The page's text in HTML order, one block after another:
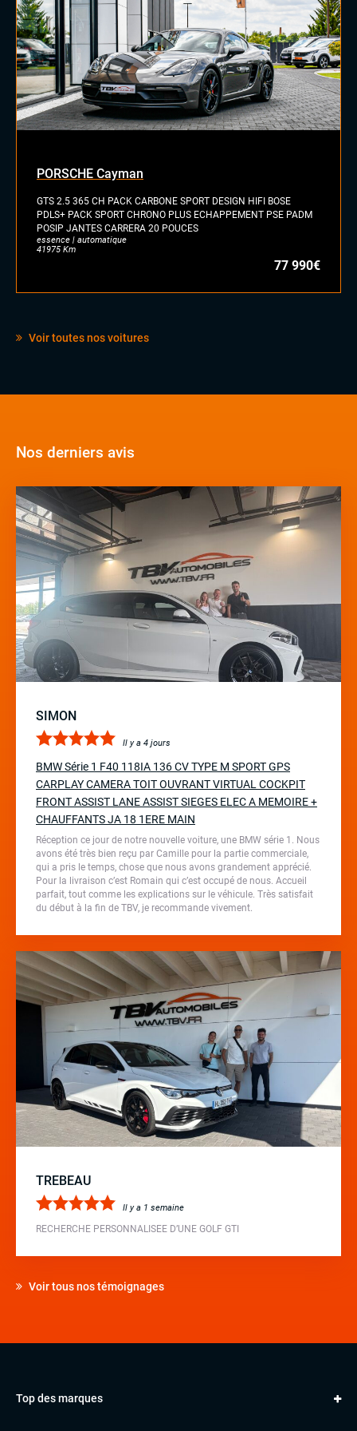
Jantes alu
INTÉRIEUR
Accoudoir central
Commandes au volant
Eclairage d'ambiance
Pack Carbone
Palettes au volant
Sieges baquet dinamica
Volant Alcantara
Volant méplat
PORSCHE Cayman
GTS 2.5 365 CH PACK CARBONE SPORT DESIGN HIFI BOSE
PDLS+ PACK SPORT CHRONO PLUS ECHAPPEMENT PSE PADM
POSIP JANTES CARRERA 20 POUCES
essence | automatique
41975 Km
77 990€
Voir toutes nos voitures
Nos derniers avis
SIMON
Il y a 4 jours
BMW Série 1 F40 118IA 136 CV TYPE M SPORT GPS
CARPLAY CAMERA TOIT OUVRANT VIRTUAL COCKPIT
FRONT ASSIST LANE ASSIST SIEGES ELEC A MEMOIRE +
CHAUFFANTS JA 18 1ERE MAIN
Réception ce jour de notre nouvelle voiture, une BMW série 1. Nous
avons été très bien reçu par Camille pour la partie commerciale,
qui a pris le temps, chose que nous avons grandement apprécié.
Pour la livraison c’est Romain qui c’est occupé de nous. Accueil
parfait, tout comme les explications sur le véhicule. Très satisfait
du début à la fin de TBV, je recommande vivement.
TREBEAU
Il y a 1 semaine
RECHERCHE PERSONNALISEE D’UNE GOLF GTI
Voir tous nos témoignages
Top des marques